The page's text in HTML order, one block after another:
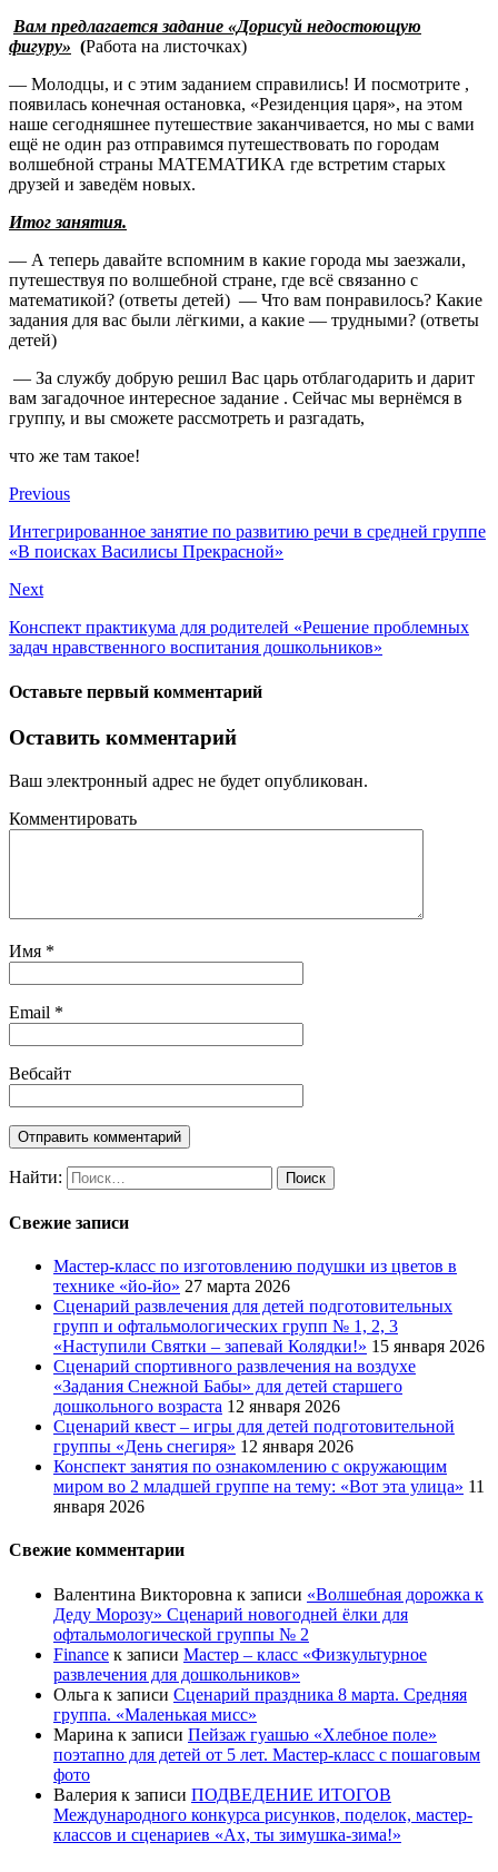
Вам предлагается задание «Дорисуй недостоющую
фигуру» (Работа на листочках)
— Молодцы, и с этим заданием справились! И посмотрите ,
появилась конечная остановка, «Резиденция царя», на этом
наше сегодняшнее путешествие заканчивается, но мы с вами
ещё не один раз отправимся путешествовать по городам
волшебной страны МАТЕМАТИКА где встретим старых
друзей и заведём новых.
Итог занятия.
— А теперь давайте вспомним в какие города мы заезжали,
путешествуя по волшебной стране, где всё связанно с
математикой? (ответы детей) — Что вам понравилось? Какие
задания для вас были лёгкими, а какие — трудными? (ответы
детей)
— За службу добрую решил Вас царь отблагодарить и дарит
вам загадочное интересное задание . Сейчас мы вернёмся в
группу, и вы сможете рассмотреть и разгадать,
что же там такое!
Previous
Интегрированное занятие по развитию речи в средней группе
«В поисках Василисы Прекрасной»
Next
Конспект практикума для родителей «Решение проблемных
задач нравственного воспитания дошкольников»
Оставьте первый комментарий
Оставить комментарий
Ваш электронный адрес не будет опубликован.
Комментировать
Имя *
Email *
Вебсайт
Найти:
Свежие записи
Мастер-класс по изготовлению подушки из цветов в
технике «йо-йо» 27 марта 2026
Сценарий развлечения для детей подготовительных
групп и офтальмологических групп № 1, 2, 3
«Наступили Святки – запевай Колядки!» 15 января 2026
Сценарий спортивного развлечения на воздухе
«Задания Снежной Бабы» для детей старшего
дошкольного возраста 12 января 2026
Сценарий квест – игры для детей подготовительной
группы «День снегиря» 12 января 2026
Конспект занятия по ознакомлению с окружающим
миром во 2 младшей группе на тему: «Вот эта улица» 11
января 2026
Свежие комментарии
Валентина Викторовна к записи «Волшебная дорожка к
Деду Морозу» Сценарий новогодней ёлки для
офтальмологической группы № 2
Finance к записи Мастер – класс «Физкультурное
развлечения для дошкольников»
Ольга к записи Сценарий праздника 8 марта. Средняя
группа. «Маленькая мисс»
Марина к записи Пейзаж гуашью «Хлебное поле»
поэтапно для детей от 5 лет. Мастер-класс с пошаговым
фото
Валерия к записи ПОДВЕДЕНИЕ ИТОГОВ
Международного конкурса рисунков, поделок, мастер-
классов и сценариев «Ах, ты зимушка-зима!»